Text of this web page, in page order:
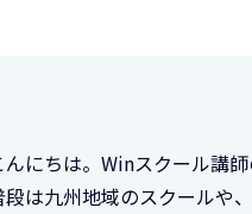
んにちは。Winスクール講師
段は九州地域のスクールや